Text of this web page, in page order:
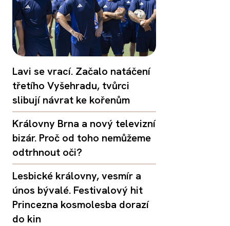
Lavi se vrací. Začalo natáčení
třetího Vyšehradu, tvůrci
slibují návrat ke kořenům
Královny Brna a nový televizní
bizár. Proč od toho nemůžeme
odtrhnout oči?
Lesbické královny, vesmír a
únos bývalé. Festivalový hit
Princezna kosmolesba dorazí
do kin